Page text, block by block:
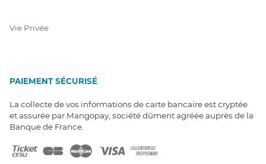
Vie Privée
PAIEMENT SÉCURISÉ
La collecte de vos informations de carte bancaire est cryptée
et assurée par Mangopay, société dûment agréée auprès de la
Banque de France.